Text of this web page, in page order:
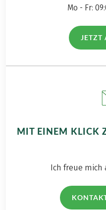
Mo - Fr:
JETZT
MIT EINEM KLICK
Ich freue mich